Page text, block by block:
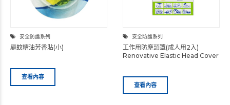
安全防護系列
驅蚊精油芳香貼(小)
查看內容
安全防護系列
工作用防塵頭罩(成人用2入)
Renovative Elastic Head Cover
查看內容